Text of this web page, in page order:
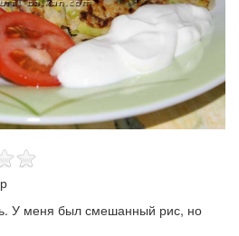
У меня был смешанный рис, но